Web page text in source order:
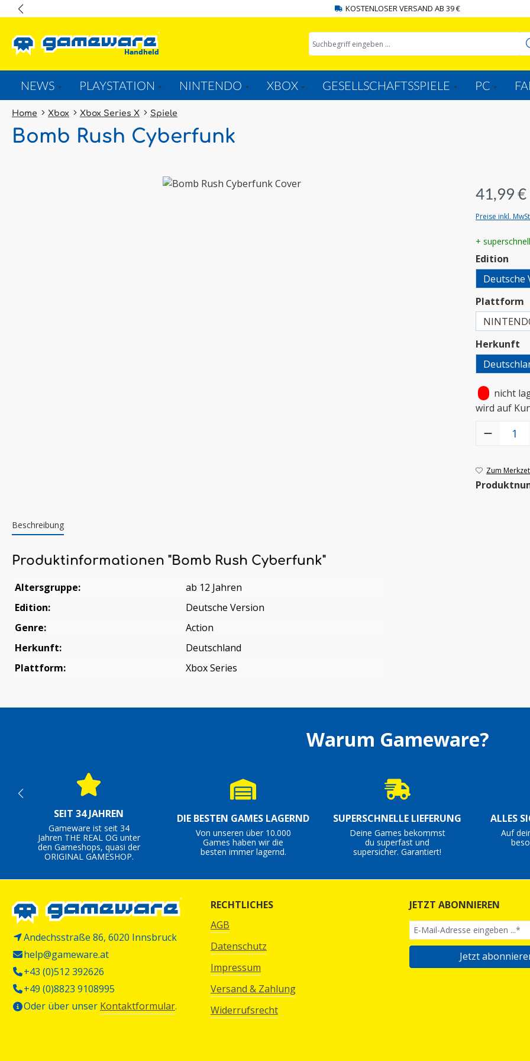
KOSTENLOSER VERSAND AB 39 €
NEWS PLAYSTATION NINTENDO XBOX GESELLSCHAFTSSPIELE PC
Home Xbox Xbox Series X Spiele
Bomb Rush Cyberfunk
41,99 €
Preise inkl.
+
Edition
Deutsche
Plattform
Herkunft
nicht
wird auf
Produkt
Zum
Beschreibung
Produktinformationen "Bomb Rush Cyberfunk"
Altersgruppe:
ab 12 Jahren
Edition:
Deutsche Version
Genre:
Action
Herkunft:
Deutschland
Plattform:
Xbox Series
Warum Gameware?
SEIT 34 JAHREN
Gameware ist seit 34
Jahren THE REAL OG unter
den Gameshops, quasi der
ORIGINAL GAMESHOP.
DIE BESTEN GAMES LAGERND
Von unseren über 10.000
Games haben wir die
besten immer lagernd.
SUPERSCHNELLE LIEFERUNG
Deine Games bekommst
du superfast und
supersicher. Garantiert!
ALLES
Auf
Andechsstraße 86, 6020 Innsbruck
help@gameware.at
+43 (0)512 392626
+49 (0)8823 9108995
Oder über unser Kontaktformular.
RECHTLICHES
AGB
Datenschutz
Impressum
Versand & Zahlung
Widerrufsrecht
JETZT ABONNIEREN
Jetzt